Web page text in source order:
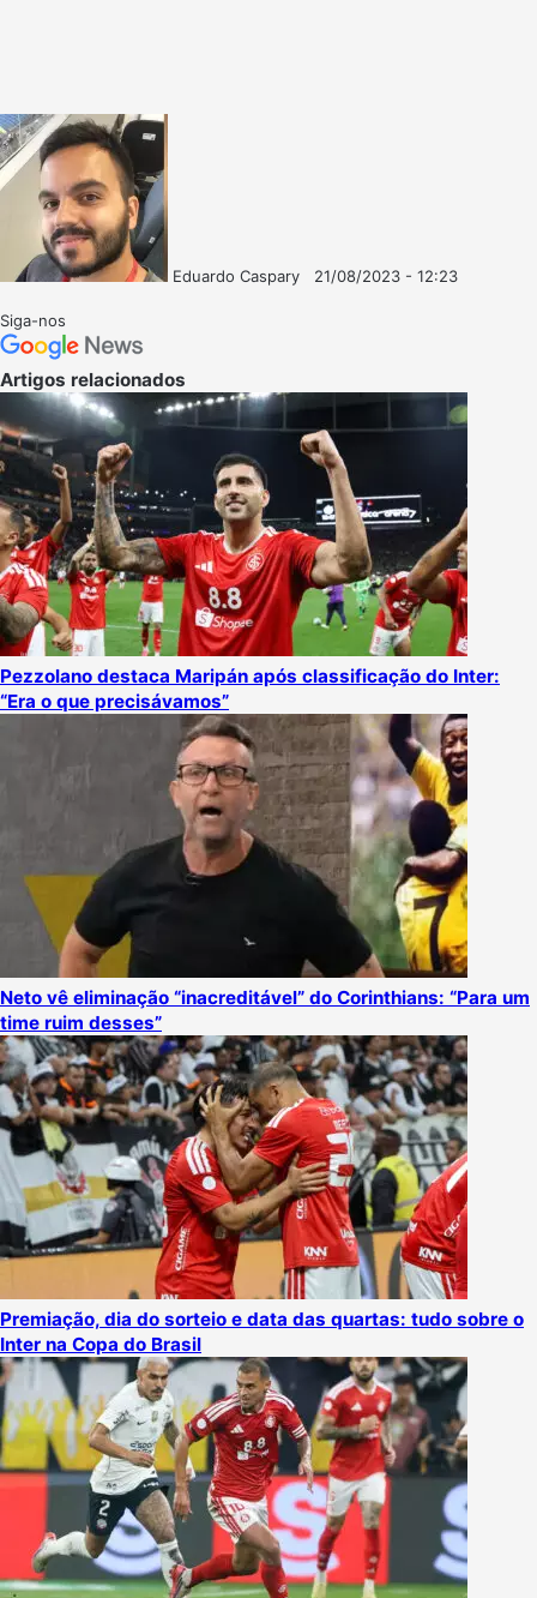
Eduardo Caspary
21/08/2023 - 12:23
Siga-nos
Artigos relacionados
Pezzolano destaca Maripán após classificação do Inter:
“Era o que precisávamos”
Neto vê eliminação “inacreditável” do Corinthians: “Para um
time ruim desses”
Premiação, dia do sorteio e data das quartas: tudo sobre o
Inter na Copa do Brasil